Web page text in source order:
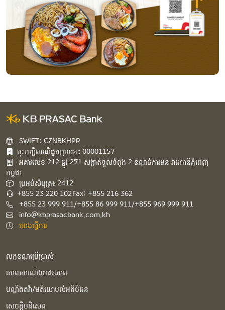
SWIFT: CZNBKHPP
ចុះបញ្ជីពាណិជ្ជកម្មលេខ៖ 00001157
អគារ​លេខ​ 212 ផ្លូវ 271 សង្កាត់ទួលទំពូង 2 ខណ្ឌចំការមន រាជធានីភ្នំពេញ
កម្ពុជា​
ប្រអប់សំបុត្រ៖ 2412
+855 23 220 102Fax: +855 216 362
+855 23 999 911/+855 86 999 911/+855 969 999 911
info@kbprasacbank.com.kh
ម៉ោងធ្វើការ
លក្ខខណ្ឌប្រើប្រាស់
គោលការណ៍ឯកជនភាព
បណ្ដឹងតវ៉ា/មតិយោបល់អតិថិជន
សេចក្ដីបដិសេធ